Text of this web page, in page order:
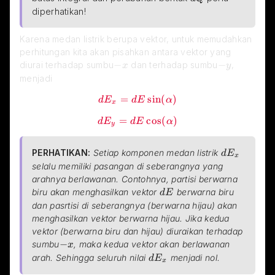
diperhatikan!
Karena medan listrik berupa vektor, untuk memudahkan
perhitungan kita akan pisahkan antara vektor yang
diurai terhadap sumbu
-xx dan terhadap sumbu -yy
menjadi
\red{dE_x=dE\sin(\alpha)}
dEx = dE sin(α)
\red{dE_y=dE\cos(\alpha)}
dEy = dE cos(α)
PERHATIKAN: Setiap komponen medan listrik dE_x
dEx
selalu memiliki pasangan di seberangnya yang
arahnya berlawanan. Contohnya, partisi berwarna
biru akan menghasilkan vektor dE
dE berwarna biru
dan pasrtisi di seberangnya (berwarna hijau) akan
menghasilkan vektor berwarna hijau. Jika kedua
vektor (berwarna biru dan hijau) diuraikan terhadap
sumbu-x
−x, maka kedua vektor akan berlawanan
arah. Sehingga seluruh nilai dE_x
dEx menjadi nol.